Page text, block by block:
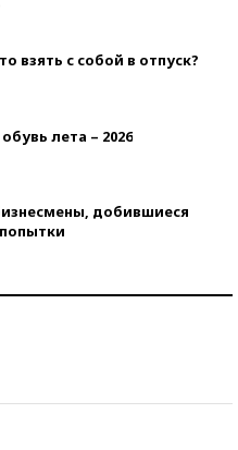
взять с собой в отпуск?
лета – 2026
добившиеся